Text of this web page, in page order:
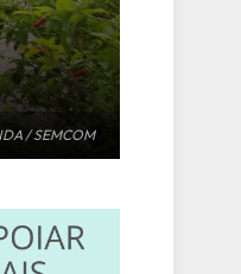
/ SEMCOM